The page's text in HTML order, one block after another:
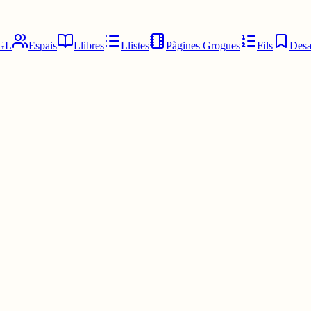
Espais Llibres Llistes Pàgines Grogues Fils